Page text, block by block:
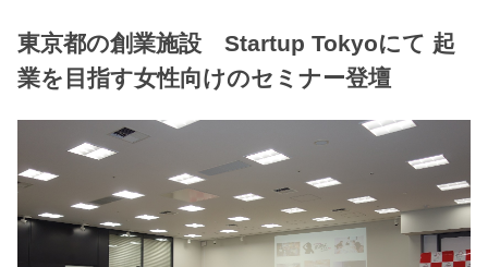
東京都の創業施設 Startup Tokyoにて 起
業を目指す女性向けのセミナー登壇